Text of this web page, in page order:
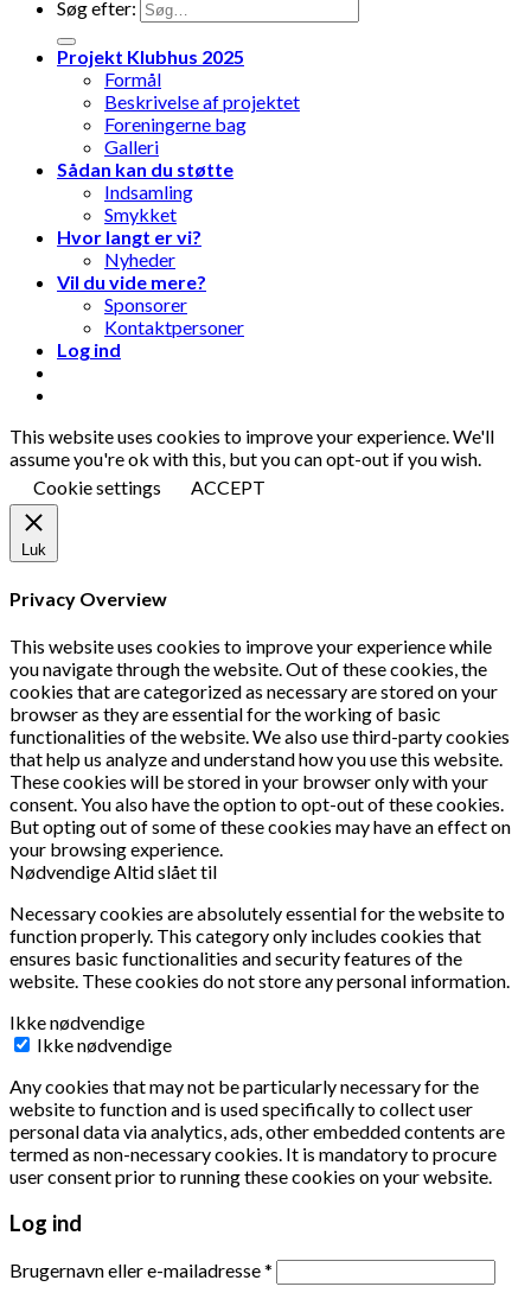
Søg efter:
Projekt Klubhus 2025
Formål
Beskrivelse af projektet
Foreningerne bag
Galleri
Sådan kan du støtte
Indsamling
Smykket
Hvor langt er vi?
Nyheder
Vil du vide mere?
Sponsorer
Kontaktpersoner
Log ind
This website uses cookies to improve your experience. We'll
assume you're ok with this, but you can opt-out if you wish.
Cookie settings
ACCEPT
Luk
Privacy Overview
This website uses cookies to improve your experience while
you navigate through the website. Out of these cookies, the
cookies that are categorized as necessary are stored on your
browser as they are essential for the working of basic
functionalities of the website. We also use third-party cookies
that help us analyze and understand how you use this website.
These cookies will be stored in your browser only with your
consent. You also have the option to opt-out of these cookies.
But opting out of some of these cookies may have an effect on
your browsing experience.
NødvendigeAltid slået til
Necessary cookies are absolutely essential for the website to
function properly. This category only includes cookies that
ensures basic functionalities and security features of the
website. These cookies do not store any personal information.
Ikke nødvendige
Ikke nødvendige
Any cookies that may not be particularly necessary for the
website to function and is used specifically to collect user
personal data via analytics, ads, other embedded contents are
termed as non-necessary cookies. It is mandatory to procure
user consent prior to running these cookies on your website.
Log ind
Brugernavn eller e-mailadresse*